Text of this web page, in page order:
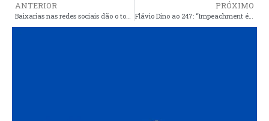
ANTERIOR
Baixarias nas redes sociais dão o tom de uma campanha que, oficialmente, ainda não começou
PRÓXIMO
Flávio Dino ao 247: “Impeachment é a pior das alternativas”